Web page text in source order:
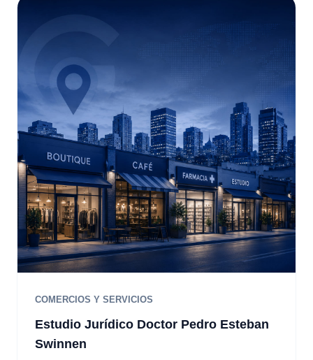
COMERCIOS Y SERVICIOS
Estudio Jurídico Doctor Pedro Esteban
Swinnen